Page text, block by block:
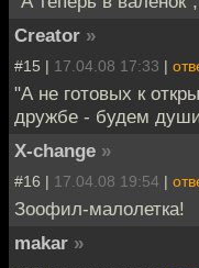
Creator »
#15 | 17.04.08 17:33 |
"А не готовых к
дружбе - будем
X-change »
#16 | 17.04.08 19:54 |
Зоофил-малолетка!
makar »